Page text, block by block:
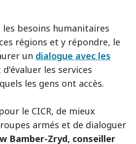
besoins humanitaires
régions et y répondre, le
un dialogue avec les
d'évaluer les services
les gens ont accès.
le CICR, de mieux
armés et de dialoguer
Bamber-Zryd, conseiller